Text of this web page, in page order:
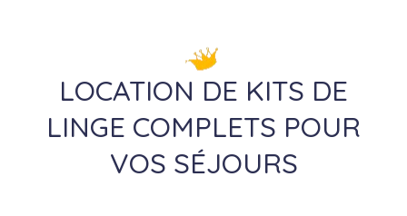
LOCATION DE KITS DE
LINGE COMPLETS POUR
VOS SÉJOURS